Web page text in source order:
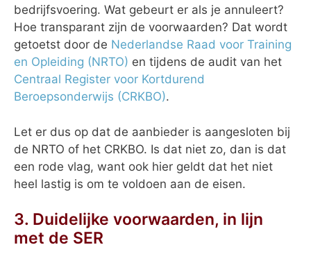
bedrijfsvoering. Wat gebeurt er als je annuleert?
Hoe transparant zijn de voorwaarden? Dat wordt
getoetst door de Nederlandse Raad voor Training
en Opleiding (NRTO) en tijdens de audit van het
Centraal Register voor Kortdurend
Beroepsonderwijs (CRKBO).
Let er dus op dat de aanbieder is aangesloten bij
de NRTO of het CRKBO. Is dat niet zo, dan is dat
een rode vlag, want ook hier geldt dat het niet
heel lastig is om te voldoen aan de eisen.
3. Duidelijke voorwaarden, in lijn
met de SER